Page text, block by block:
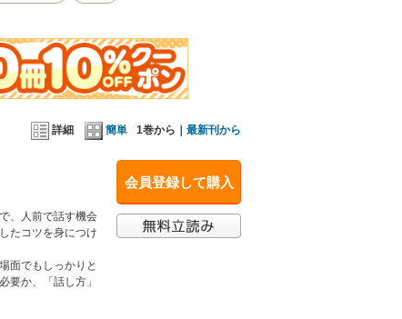
詳細 簡単 1巻から｜ 最新刊から
会員登録して購入
、人前で話す機会
たコツを身につけ
面でもしっかりと
要か、「話し方」